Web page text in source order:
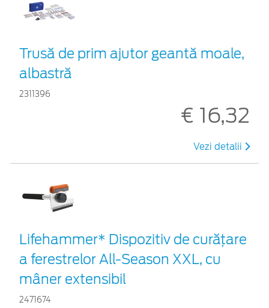
Trusă de prim ajutor geantă moale,
albastră
2311396
€ 16,32
Vezi detalii
Lifehammer* Dispozitiv de curățare
a ferestrelor All-Season XXL, cu
mâner extensibil
2471674